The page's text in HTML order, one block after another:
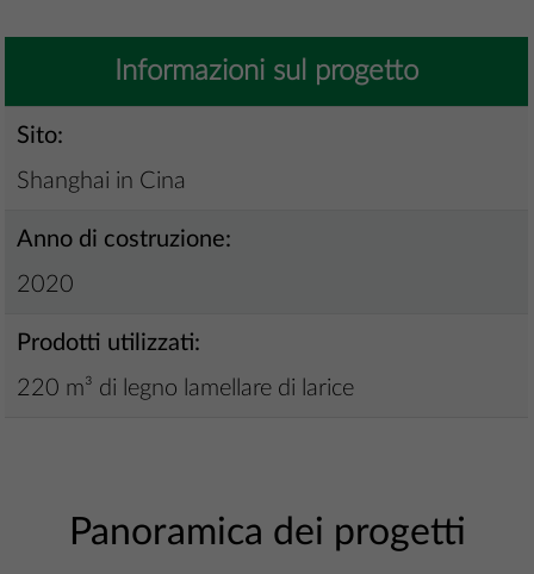
Informazioni sul progetto
Sito:
Shanghai in Cina
Anno di costruzione:
2020
Prodotti utilizzati:
220 m³ di legno lamellare di larice
Panoramica dei progetti